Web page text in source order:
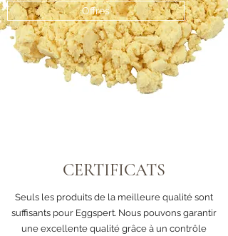
Offres
CERTIFICATS
Seuls les produits de la meilleure qualité sont
suffisants pour Eggspert. Nous pouvons garantir
une excellente qualité grâce à un contrôle